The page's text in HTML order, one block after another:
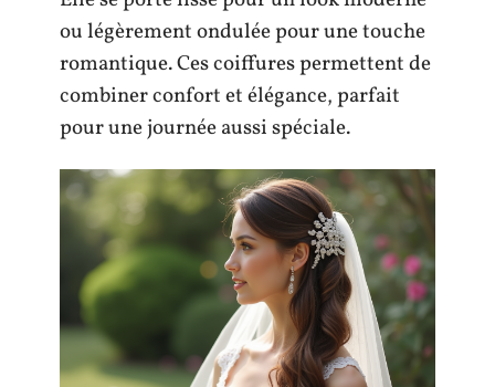
ou légèrement ondulée pour une touche
romantique. Ces coiffures permettent de
combiner confort et élégance, parfait
pour une journée aussi spéciale.